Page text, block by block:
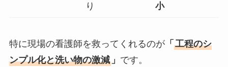
り
小
特に現場の看護師を救ってくれるのが「 工程のシ
ンプル化と洗い物の激減」 です。